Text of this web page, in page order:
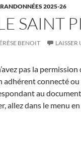
RANDONNÉES 2025-26
SAINT
BENOIT
pas la
adhérent connecté ou
au
allez dans le menu